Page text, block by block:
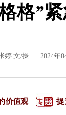
格”
婷 文/摄 2024年
价值观 提